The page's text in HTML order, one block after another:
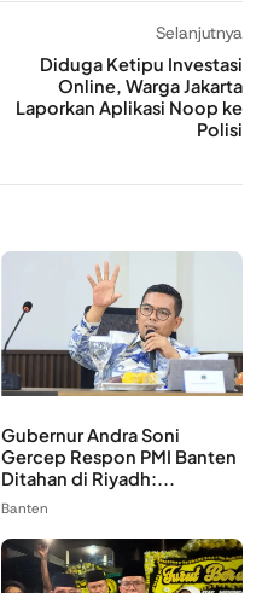
Selanjutnya
Diduga Ketipu Investasi
Online, Warga Jakarta
Laporkan Aplikasi Noop ke
Polisi
Gubernur Andra Soni
Gercep Respon PMI Banten
Ditahan di Riyadh:...
Banten